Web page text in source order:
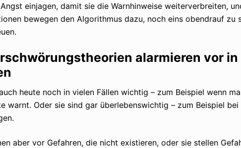
einjagen, damit sie die Warnhinweise weiterverbreiten,
bewegen den Algorithmus dazu, noch eins obendrauf zu
alarmieren vor in
heute noch in vielen Fällen wichtig – zum Beispiel wenn
warnt. Oder sie sind gar überlebenswichtig – zum Beispiel bei
aber vor Gefahren, die nicht existieren, oder sie stellen